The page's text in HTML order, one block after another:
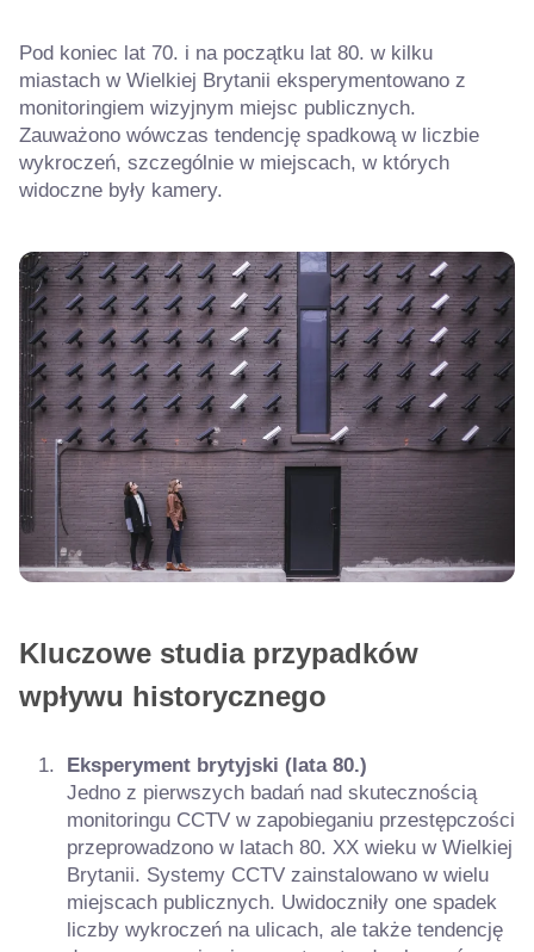
Pod koniec lat 70. i na początku lat 80. w kilku
miastach w Wielkiej Brytanii eksperymentowano z
monitoringiem wizyjnym miejsc publicznych.
Zauważono wówczas tendencję spadkową w liczbie
wykroczeń, szczególnie w miejscach, w których
widoczne były kamery.
Kluczowe studia przypadków
wpływu historycznego
Eksperyment brytyjski (lata 80.)
Jedno z pierwszych badań nad skutecznością
monitoringu CCTV w zapobieganiu przestępczości
przeprowadzono w latach 80. XX wieku w Wielkiej
Brytanii. Systemy CCTV zainstalowano w wielu
miejscach publicznych. Uwidoczniły one spadek
liczby wykroczeń na ulicach, ale także tendencję